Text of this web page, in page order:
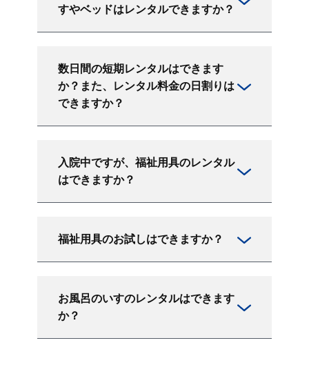
すやベッドはレンタルできますか？
数日間の短期レンタルはできます
か？また、レンタル料金の日割りは
できますか？
入院中ですが、福祉用具のレンタル
はできますか？
福祉用具のお試しはできますか？
お風呂のいすのレンタルはできます
か？